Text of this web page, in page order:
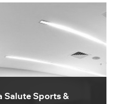
Salute Sports &